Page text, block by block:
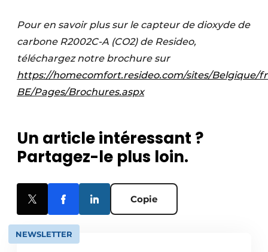
Pour en savoir plus sur le capteur de dioxyde de
carbone R2002C-A (CO2) de Resideo,
téléchargez notre brochure sur
https://homecomfort.resideo.com/sites/Belgique/
BE/Pages/Brochures.aspx
Un article intéressant ?
Partagez-le plus loin.
Copie
NEWSLETTER